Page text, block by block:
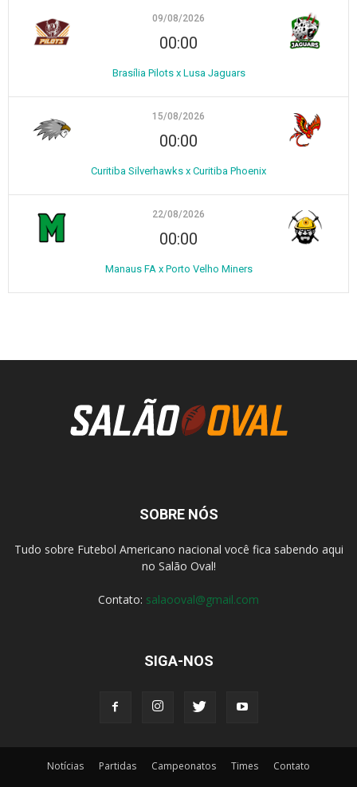
09/08/2026
00:00
Brasília Pilots x Lusa Jaguars
15/08/2026
00:00
Curitiba Silverhawks x Curitiba Phoenix
22/08/2026
00:00
Manaus FA x Porto Velho Miners
SOBRE NÓS
Tudo sobre Futebol Americano nacional você fica sabendo aqui
no Salão Oval!
Contato: salaooval@gmail.com
SIGA-NOS
Notícias Partidas Campeonatos Times Contato